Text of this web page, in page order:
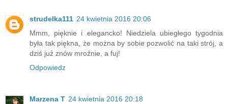
strudelka111 24 kwietnia 2016 20:06
Mmm, pięknie i elegancko! Niedziela ubiegłego tygodnia
była tak piękna, że można by sobie pozwolić na taki strój, a
dziś już znów mroźnie, a fuj!
Odpowiedz
Marzena T 24 kwietnia 2016 20:18